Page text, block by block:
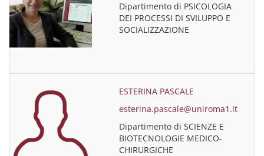
Dipartimento di PSICOLOGIA
DEI PROCESSI DI SVILUPPO E
SOCIALIZZAZIONE
ESTERINA PASCALE
esterina.pascale@uniroma1.it
Dipartimento di SCIENZE E
BIOTECNOLOGIE MEDICO-
CHIRURGICHE